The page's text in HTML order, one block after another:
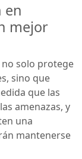
en
mejor
no solo protege
sino que
que las
amenazas, y
una
mantenerse